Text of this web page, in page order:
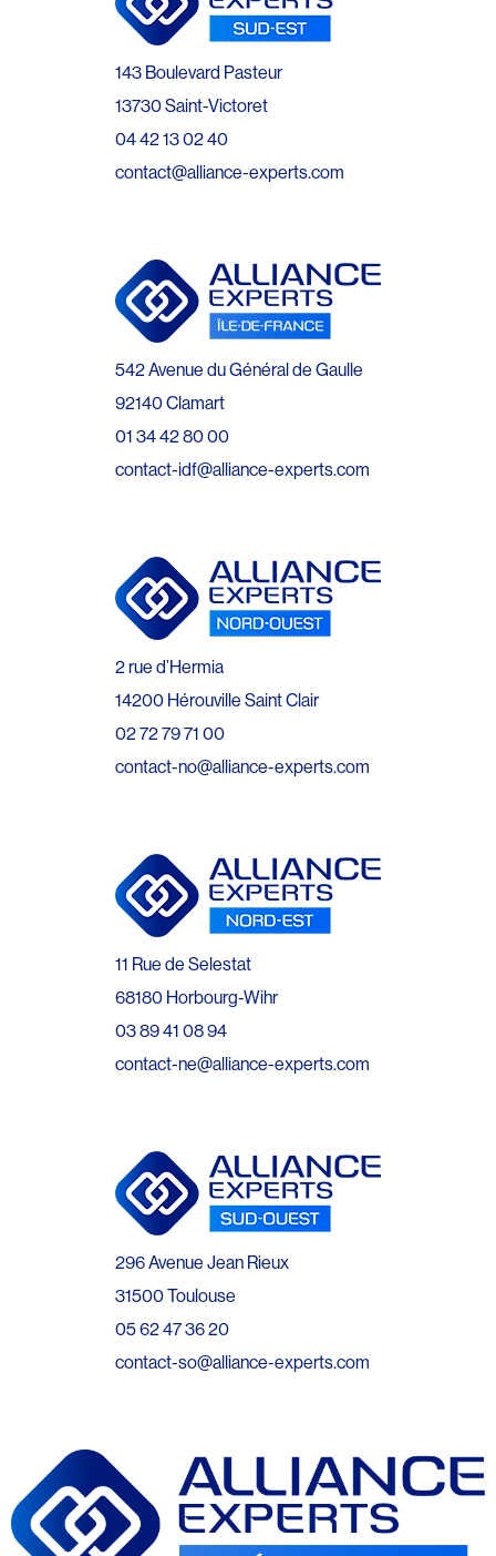
143 Boulevard Pasteur
13730 Saint-Victoret
04 42 13 02 40
contact@alliance-experts.com
542 Avenue du Général de Gaulle
92140 Clamart
01 34 42 80 00
contact-idf@alliance-experts.com
2 rue d’Hermia
14200 Hérouville Saint Clair
02 72 79 71 00
contact-no@alliance-experts.com
11 Rue de Selestat
68180 Horbourg-Wihr
03 89 41 08 94
contact-ne@alliance-experts.com
296 Avenue Jean Rieux
31500 Toulouse
05 62 47 36 20
contact-so@alliance-experts.com